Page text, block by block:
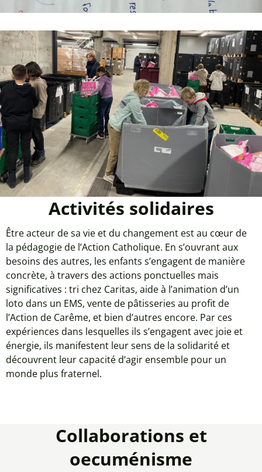
Activités solidaires
Être acteur de sa vie et du changement est au cœur de
la pédagogie de l’Action Catholique. En s’ouvrant aux
besoins des autres, les enfants s’engagent de manière
concrète, à travers des actions ponctuelles mais
significatives : tri chez Caritas, aide à l’animation d’un
loto dans un EMS, vente de pâtisseries au profit de
l’Action de Carême, et bien d’autres encore. Par ces
expériences dans lesquelles ils s’engagent avec joie et
énergie, ils manifestent leur sens de la solidarité et
découvrent leur capacité d’agir ensemble pour un
monde plus fraternel.
Collaborations et
oecuménisme